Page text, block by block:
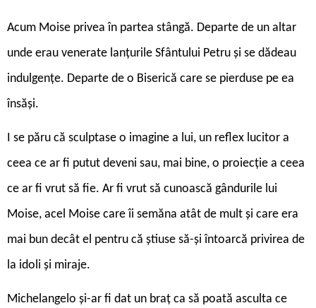
Acum Moise privea în partea stângă. Departe de un altar
unde erau venerate lanțurile Sfântului Petru și se dădeau
indulgențe. Departe de o Biserică care se pierduse pe ea
însăși.
I se păru că sculptase o imagine a lui, un reflex lucitor a
ceea ce ar fi putut deveni sau, mai bine, o proiecție a ceea
ce ar fi vrut să fie. Ar fi vrut să cunoască gândurile lui
Moise, acel Moise care îi semăna atât de mult și care era
mai bun decât el pentru că știuse să-și întoarcă privirea de
la idoli și miraje.
Michelangelo și-ar fi dat un braț ca să poată asculta ce